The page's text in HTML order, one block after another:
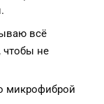
всё
чтобы не
микрофиброй